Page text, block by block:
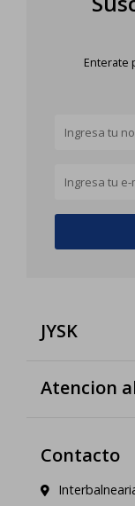
Enterate
JYSK
Atencion
Contacto